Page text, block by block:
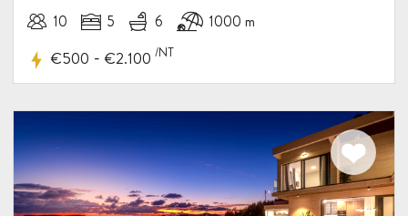
10%
RABATT
10 5 6 1000 m
€500 - €2.100 /NT